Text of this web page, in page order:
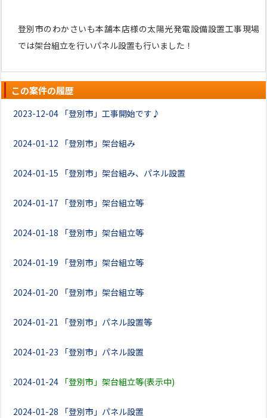
登別市のわかさいも本舗本店様の太陽光発電設備設置工事現場
では架台組立を行いパネル設置も行いました！
この案件の履歴
2023-12-04 「登別市」工事開始です♪
2024-01-12 「登別市」架台組み
2024-01-15 「登別市」架台組み、パネル設置
2024-01-17 「登別市」架台組立等
2024-01-18 「登別市」架台組立等
2024-01-19 「登別市」架台組立等
2024-01-20 「登別市」架台組立等
2024-01-21 「登別市」パネル設置等
2024-01-23 「登別市」パネル設置
2024-01-24 「登別市」架台組立等(表示中)
2024-01-28 「登別市」パネル設置